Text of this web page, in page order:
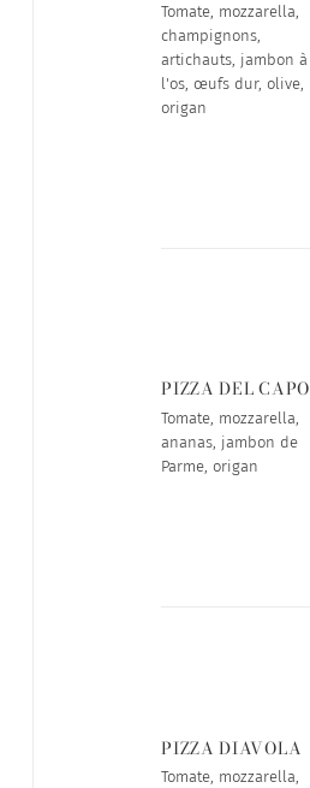
Tomate, mozzarella,
champignons,
artichauts, jambon à
l'os, œufs dur, olive,
origan
PIZZA DEL CAPO
Tomate, mozzarella,
ananas, jambon de
Parme, origan
PIZZA DIAVOLA
Tomate, mozzarella,